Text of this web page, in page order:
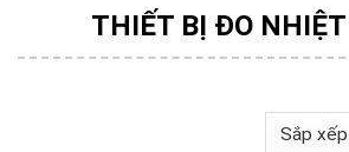
THIẾT BỊ ĐO